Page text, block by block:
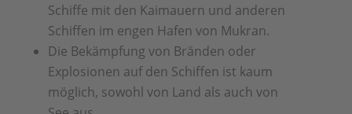
Schiffe mit den Kaimauern und anderen
Schiffen im engen Hafen von Mukran.
Die Bekämpfung von Bränden oder
Explosionen auf den Schiffen ist kaum
möglich, sowohl von Land als auch von